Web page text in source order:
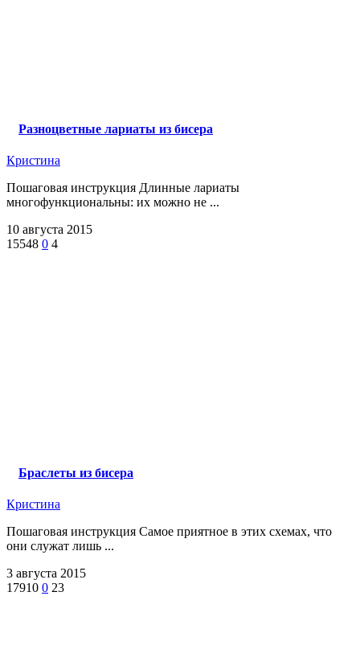
Разноцветные лариаты из бисера
Кристина
Пошаговая инструкция Длинные лариаты
многофункциональны: их можно не ...
10 августа 2015
15548 0 4
Браслеты из бисера
Кристина
Пошаговая инструкция Самое приятное в этих схемах, что
они служат лишь ...
3 августа 2015
17910 0 23